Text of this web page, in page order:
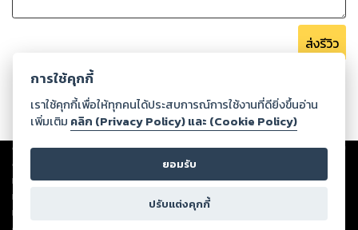
ส่งรีวิว
Copyright ©2026Storylog Co., Ltd. - สตอรี่ล็อกขอสงวนสิทธิ์ไม่รับผิดชอบ
ต่อผลงานหรือเนื้อหาใดที่อัปโหลดผ่านเว็บไซต์และปรากฏว่าละเมิดสิทธิใน
ทรัพย์สินทางปัญญาของบุคคลอื่นหรือขัดต่อกฎหมายและศีลธรรม ดังนั้น ผู้อ่าน
ทุกท่านโปรดใช้วิจารณญาณในการกลั่นกรองด้วยตนเอง และหากท่านพบว่าส่วน
หนึ่งส่วนใดขัดต่อกฎหมายและศีลธรรม กรุณาแจ้งมายังบริษัท เพื่อทีมงานจะได้
การใช้คุกกี้
เราใช้คุกกี้เพื่อให้ทุกคนได้ประสบการณ์การใช้งานที่ดียิ่งขึ้นอ่าน
เพิ่มเติม คลิก (Privacy Policy) และ (Cookie Policy)
ยอมรับ
ปรับแต่งคุกกี้